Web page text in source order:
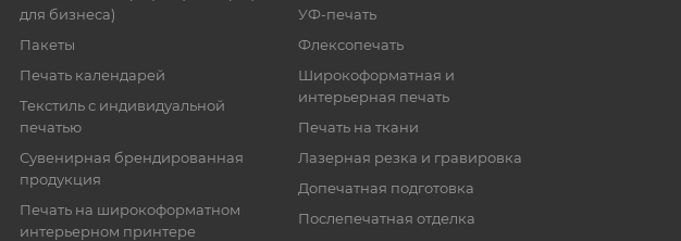
для бизнеса)
Пакеты
Печать календарей
Текстиль с индивидуальной
печатью
Сувенирная брендированная
продукция
Печать на широкоформатном
интерьерном принтере
УФ-печать
Флексопечать
Широкоформатная и
интерьерная печать
Печать на ткани
Лазерная резка и гравировка
Допечатная подготовка
Послепечатная отделка